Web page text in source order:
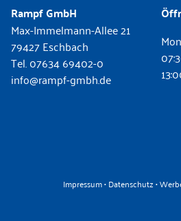
Rampf GmbH
Max-Immelmann-Allee 21
79427 Eschbach
Tel. 07634 69402-0
info@rampf-gmbh.de
Impressum•Datenschutz•